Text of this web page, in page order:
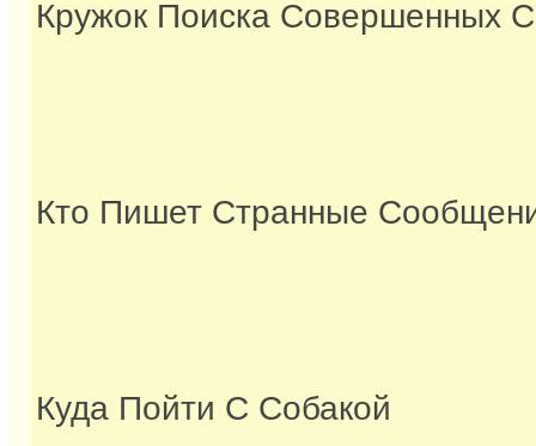
Кружок Поиска Совершенных
Кто Пишет Странные
Куда Пойти С Собакой